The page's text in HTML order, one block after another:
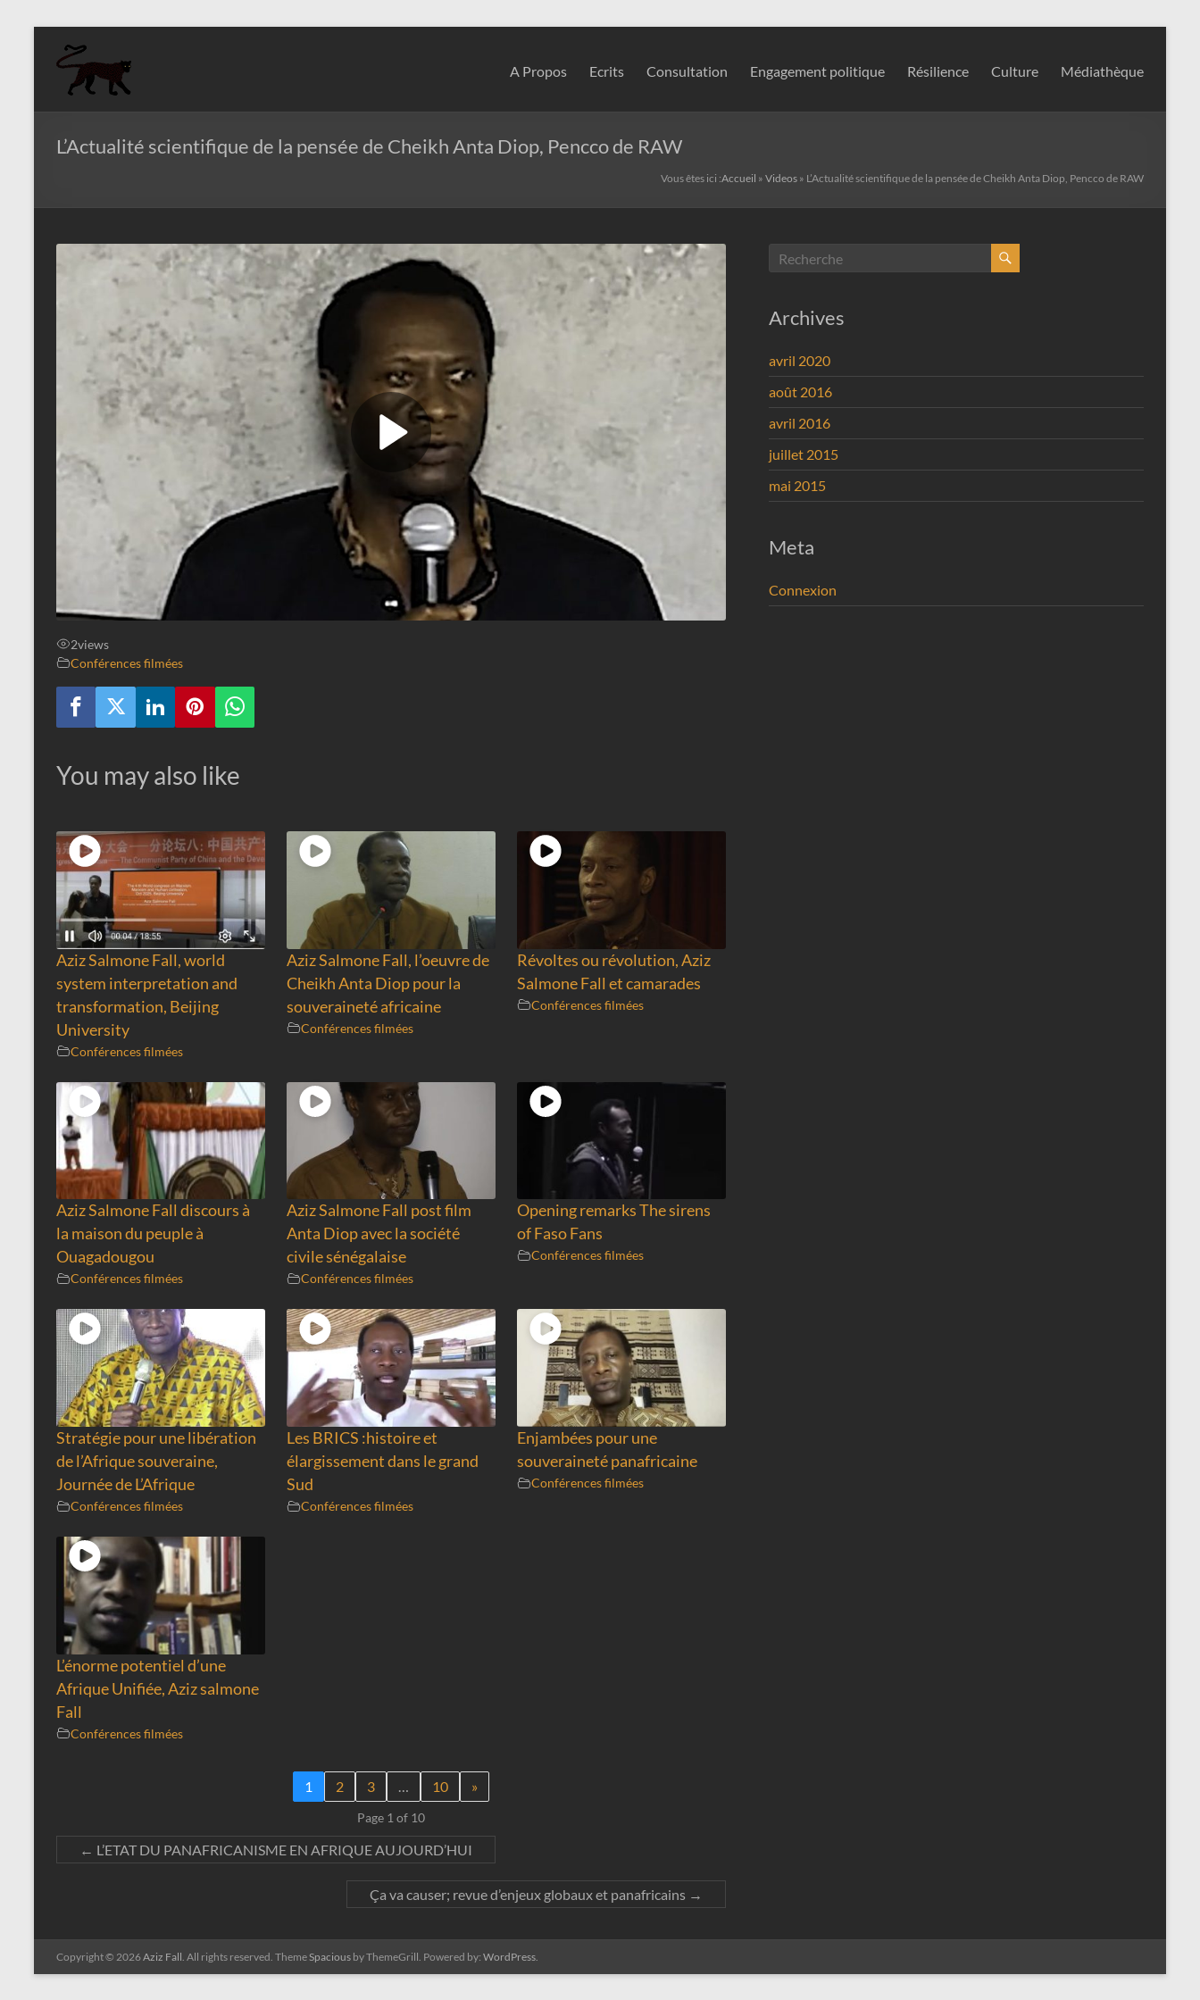
contenu
Aziz
Fall
Internationaliste
A Propos Ecrits Consultation Engagement politique Résilience Culture Médiathèque
L’Actualité scientifique de la pensée de Cheikh Anta Diop, Pencco de RAW
Vous êtes ici :Accueil » Videos » L’Actualité scientifique de la pensée de Cheikh Anta Diop, Pencco de RAW
2views
Conférences filmées
You may also like
Aziz Salmone Fall, world
system interpretation and
transformation, Beijing
University
Conférences filmées
Aziz Salmone Fall, l’oeuvre de
Cheikh Anta Diop pour la
souveraineté africaine
Conférences filmées
Révoltes ou révolution, Aziz
Salmone Fall et camarades
Conférences filmées
Aziz Salmone Fall discours à
la maison du peuple à
Ouagadougou
Conférences filmées
Aziz Salmone Fall post film
Anta Diop avec la société
civile sénégalaise
Conférences filmées
Opening remarks The sirens
of Faso Fans
Conférences filmées
Stratégie pour une libération
de l’Afrique souveraine,
Journée de L’Afrique
Conférences filmées
Les BRICS :histoire et
élargissement dans le grand
Sud
Conférences filmées
Enjambées pour une
souveraineté panafricaine
Conférences filmées
L’énorme potentiel d’une
Afrique Unifiée, Aziz salmone
Fall
Conférences filmées
1 2 3 10 »
Page 1 of 10
← L’ETAT DU PANAFRICANISME EN AFRIQUE AUJOURD’HUI
Ça va causer; revue d’enjeux globaux et panafricains →
Archives
avril 2020
août 2016
avril 2016
juillet 2015
mai 2015
Meta
Connexion
Copyright © 2026Aziz Fall . All rights reserved. ThemeSpacious by ThemeGrill. Powered by: WordPress